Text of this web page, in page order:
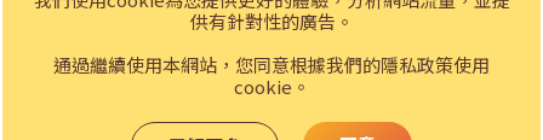
私隱聲明
免責聲明
Web Designby YSD
供有針對性的廣告。
通過繼續使用本網站，您同意根據我們的隱私政策使用
cookie。